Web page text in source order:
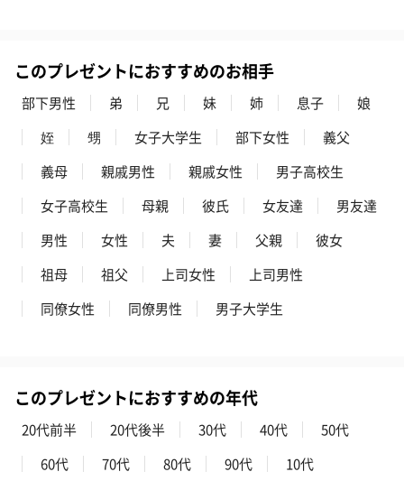
いぶりがっことチーズ
ごろっとうまみ チーズ
ン）（981円）
しょっつるナ
このプレゼントにおすすめのお相手
部下男性 弟 兄 妹 姉 息子
娘
姪
甥 女子大学生 部下女性
義父
義母
親戚男性 親戚女性
男子高校生
女子高校生
母親 彼氏 女友達
男友達
男性
女性 夫 妻 父親
彼女
祖母
祖父 上司女性
上司男性
同僚女性
同僚男性 男子大学生
このプレゼントにおすすめの年代
20代前半 20代後半 30代 40代
50代
60代
70代 80代 90代 10代